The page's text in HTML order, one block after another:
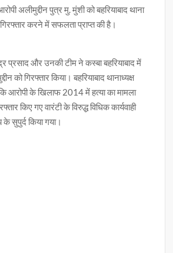
अलीमुद्दीन पुत्र मु. मुंशी को बहरियाबाद थाना
करने में सफलता प्राप्त की है।
और उनकी टीम ने कस्बा बहरियाबाद में
को गिरफ्तार किया। बहरियाबाद थानाध्यक्ष
आरोपी के खिलाफ 2014 में हत्या का मामला
किए गए वारंटी के विरुद्ध विधिक कार्यवाही
सुपुर्द किया गया।